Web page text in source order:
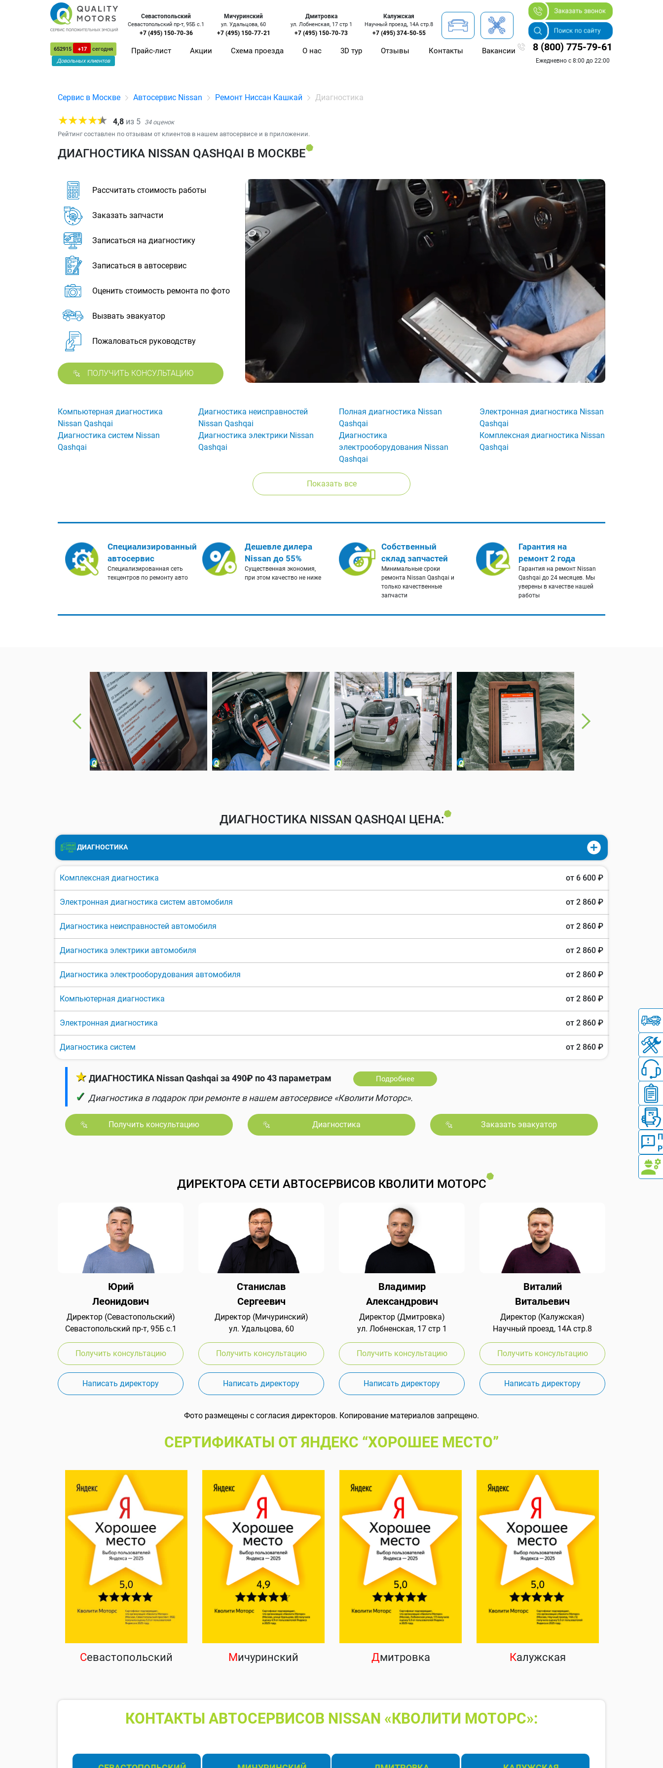
652915 +17
сегодня
Довольных клиентов
Севастопольский
Севастопольский пр-т, 95Б с.1
+7 (495) 150-70-36
Мичуринский
ул. Удальцова, 60
+7 (495) 150-77-21
Дмитровка
ул. Лобненская, 17 стр 1
+7 (495) 150-70-73
Калужская
Научный проезд, 14А стр.8
+7 (495) 374-50-55
Прайс-лист Акции Схема проезда О нас 3D тур Отзывы Контакты Вакансии 8 (800) 775-79-61
Ежедневно с 8:00 до 22:00
Сервис в Москве Автосервис Nissan Ремонт Ниссан Кашкай Диагностика
4,8 из 5 34оценок
Рейтинг составлен по отзывам от клиентов в нашем автосервисе и в приложении.
ДИАГНОСТИКА NISSAN QASHQAI В МОСКВЕ
Рассчитать стоимость работы
Заказать запчасти
Записаться на диагностику
Записаться в автосервис
Оценить стоимость ремонта по фото
Вызвать эвакуатор
Пожаловаться руководству
ПОЛУЧИТЬ КОНСУЛЬТАЦИЮ
Компьютерная диагностика
Nissan Qashqai
Диагностика неисправностей
Nissan Qashqai
Полная диагностика Nissan
Qashqai
Электронная диагностика Nissan
Qashqai
Диагностика систем Nissan
Qashqai
Диагностика электрики Nissan
Qashqai
Диагностика
электрооборудования Nissan
Qashqai
Комплексная диагностика Nissan
Qashqai
Показать все
Специализированный
автосервис
Специализированная сеть
техцентров по ремонту авто
Дешевле дилера
Nissan до 55%
Существенная экономия,
при этом качество не ниже
Собственный
склад запчастей
Минимальные сроки
ремонта Nissan Qashqai и
только качественные
запчасти
Гарантия на
ремонт 2 года
Гарантия на ремонт Nissan
Qashqai до 24 месяцев. Мы
уверены в качестве нашей
работы
ДИАГНОСТИКА NISSAN QASHQAI ЦЕНА:
ДИАГНОСТИКА
Комплексная диагностика от 6 600 ₽
Электронная диагностика систем автомобиля от 2 860 ₽
Диагностика неисправностей автомобиля от 2 860 ₽
Диагностика электрики автомобиля от 2 860 ₽
Диагностика электрооборудования автомобиля от 2 860 ₽
Компьютерная диагностика от 2 860 ₽
Электронная диагностика от 2 860 ₽
Диагностика систем от 2 860 ₽
★ ДИАГНОСТИКА Nissan Qashqai за 490₽ по 43 параметрам Подробнее
✓ Диагностика в подарок при ремонте в нашем автосервисе «Кволити Моторс».
Получить консультацию Диагностика Заказать эвакуатор
ДИРЕКТОРА СЕТИ АВТОСЕРВИСОВ КВОЛИТИ МОТОРС
Юрий
Леонидович
Директор (Севастопольский)
Севастопольский пр-т, 95Б с.1
Получить консультацию
Написать директору
Станислав
Сергеевич
Директор (Мичуринский)
ул. Удальцова, 60
Получить консультацию
Написать директору
Владимир
Александрович
Директор (Дмитровка)
ул. Лобненская, 17 стр 1
Получить консультацию
Написать директору
Виталий
Витальевич
Директор (Калужская)
Научный проезд, 14А стр.8
Получить консультацию
Написать директору
Фото размещены с согласия директоров. Копирование материалов запрещено.
СЕРТИФИКАТЫ ОТ ЯНДЕКС “ХОРОШЕЕ МЕСТО”
Севастопольский Мичуринский Дмитровка Калужская
КОНТАКТЫ АВТОСЕРВИСОВ NISSAN «КВОЛИТИ МОТОРС»: